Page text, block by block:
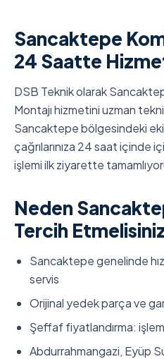
Sancaktepe
24 Saatte
DSB Teknik olarak
Montajı hizmetini uzman
Sancaktepe bölgesindeki
çağrılarınıza 24 saat içinde
işlemi ilk ziyarette
Neden
Tercih
Sancaktepe genelinde
servis
Orijinal yedek parça ve
Şeffaf fiyatlandırma:
Abdurrahmangazi, Eyüp